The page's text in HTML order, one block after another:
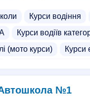
Курси водіння
Курси водіїв
(мото курси)
Курси
№1